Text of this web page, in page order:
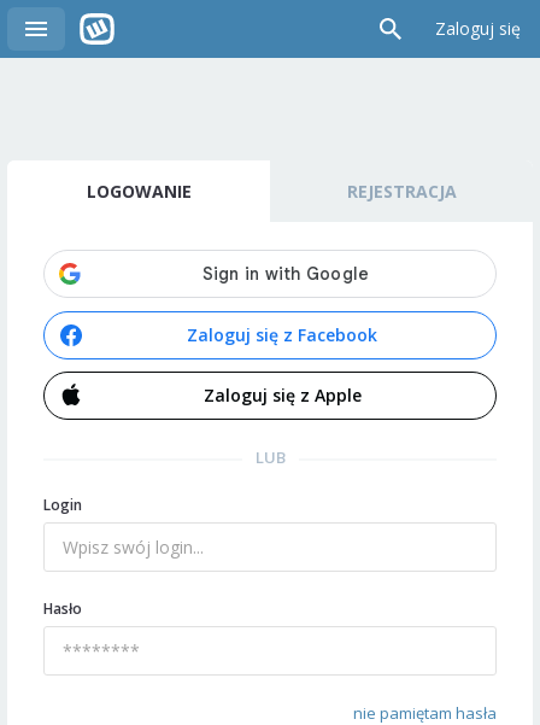
Zaloguj się
LOGOWANIE REJESTRACJA
Zaloguj się z Facebook
Zaloguj się z Apple
LUB
Login
Hasło
nie pamiętam hasła